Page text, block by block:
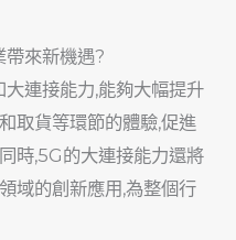
來新機遇?
連接能力,能夠大幅提升
取貨等環節的體驗,促進
時,5G的大連接能力還將
域的創新應用,為整個行